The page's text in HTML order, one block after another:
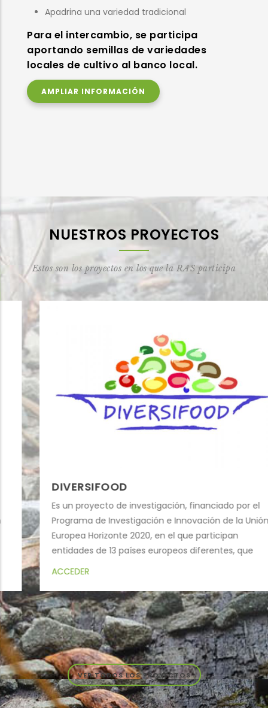
políticas sobre la biodiversidad agrícola.
ecológica y participativa para el desarrollo y
mejora de variedades.
fomentar modelos agroalimentarios
basados en la biodiversidad cultivada.
NUESTROS PROYECTOS
Estos son los proyectos en los que la RAS participa
DIVERSIFOOD
Es un proyecto de investigación, financiado por el
Programa de Investigación e Innovación de la Unión
Europea Horizonte 2020, en el que participan
entidades de 13 países europeos diferentes, que
pretende, a través de redes multi-actor y en
diferentes sistemas campesinos, evaluar y
enriquecer la diversidad de las plantas cultivadas.
ACCEDER
VER TODOS LOS PROYECTOS